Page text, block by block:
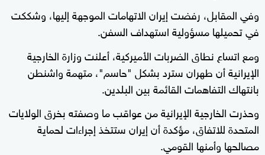
وفي المقابل، رفضت إيران الاتهامات الموجهة إليها، وشككت
في تحميلها مسؤولية استهداف السفن.
ومع اتساع نطاق الضربات الأميركية، أعلنت وزارة الخارجية
الإيرانية أن طهران سترد بشكل "حاسم"، متهمة واشنطن
بانتهاك التفاهمات القائمة بين البلدين.
وحذرت الخارجية الإيرانية من عواقب ما وصفته بخرق الولايات
المتحدة للاتفاق، مؤكدة أن إيران ستتخذ إجراءات لحماية
مصالحها وأمنها القومي.